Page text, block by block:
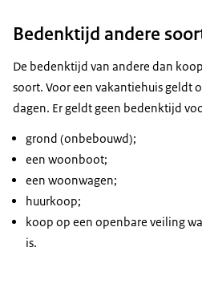
Bedenktijd andere
De bedenktijd van andere dan
soort. Voor een vakantiehuis geldt
dagen. Er geldt geen bedenktijd
grond (onbebouwd);
een woonboot;
een woonwagen;
huurkoop;
koop op een openbare veiling
is.